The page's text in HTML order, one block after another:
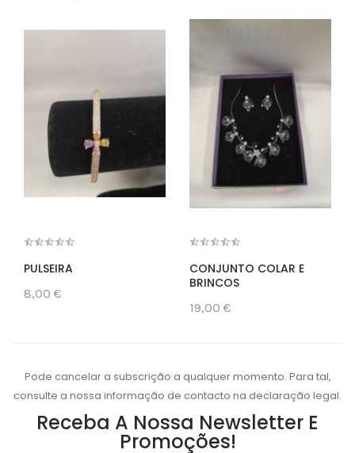
PULSEIRA
8,00 €
CONJUNTO COLAR E
BRINCOS
19,00 €
Pode cancelar a subscrição a qualquer momento. Para tal,
consulte a nossa informação de contacto na declaração legal.
Receba A Nossa Newsletter E
Promoções!